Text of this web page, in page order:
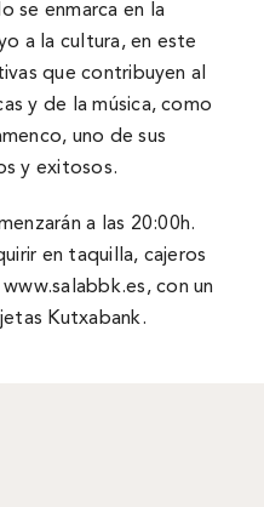
se enmarca en la
a la cultura, en este
que contribuyen al
y de la música, como
uno de sus
y exitosos.
a las 20:00h.
en taquilla, cajeros
www.salabbk.es,con un
Kutxabank.